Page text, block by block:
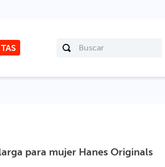
Buscar
para mujer Hanes Originals